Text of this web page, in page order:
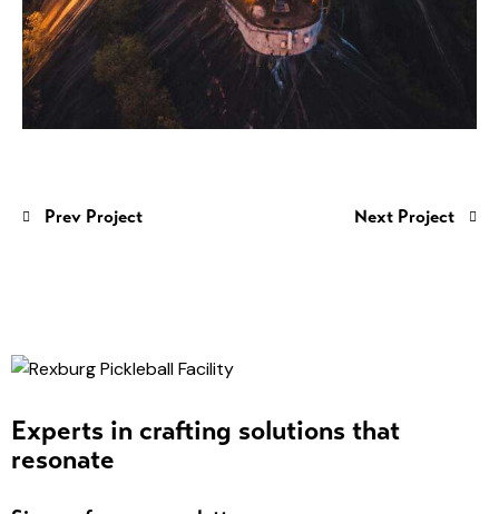
Prev Project Next Project
Experts in crafting solutions that
resonate